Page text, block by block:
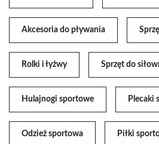
Akcesoria do pływania
Rolki i łyżwy Sprzęt do
Hulajnogi sportowe Plecaki
Odzież sportowa Piłki